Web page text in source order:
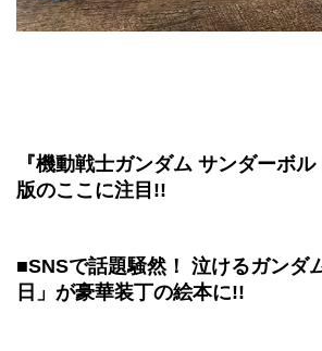
『機動戦士ガンダム サンダーボ
版のここに注目!!
■SNSで話題騒然！ 泣けるガンダ
日」が豪華装丁の絵本に!!